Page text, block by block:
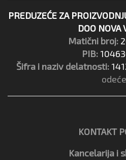
PREDUZEĆE ZA
DOO NOVA
Matični broj:
PIB:
Šifra i naziv delatnosti:
odeće
KONTAKT
Kancelarija i